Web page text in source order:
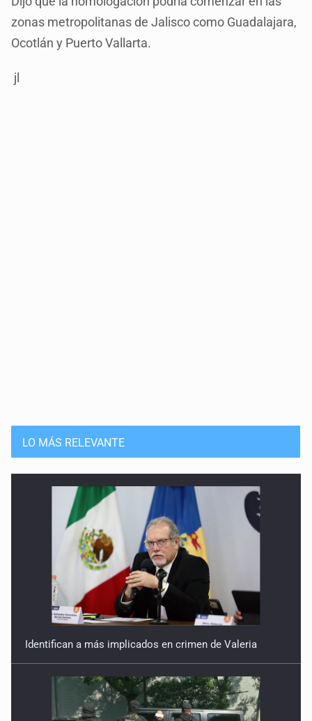
zonas metropolitanas de Jalisco como Guadalajara,
Ocotlán y Puerto Vallarta.
jl
LO MÁS RELEVANTE
Identifican a más implicados en crimen de Valeria